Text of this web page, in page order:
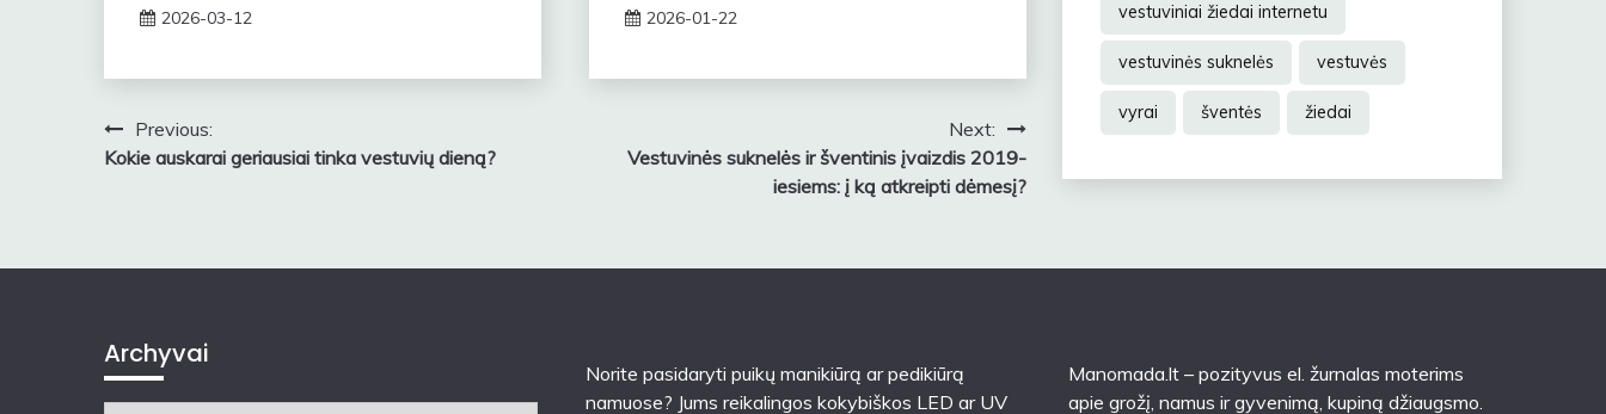
2026-03-12
2026-01-22
Navigacija
tarp
Previous:
Kokie auskarai geriausiai tinka vestuvių dieną?
Next:
Vestuvinės suknelės ir šventinis įvaizdis 2019-
iesiems: į ką atkreipti dėmesį?
vestuviniai žiedai internetu
vestuvinės suknelės vestuvės
vyrai šventės žiedai
Archyvai
Norite pasidaryti puikų manikiūrą ar pedikiūrą
namuose? Jums reikalingos kokybiškos LED ar UV
Manomada.lt – pozityvus el. žurnalas moterims
apie grožį, namus ir gyvenimą, kupiną džiaugsmo.